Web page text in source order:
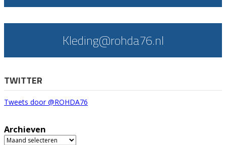
Kleding@rohda76.nl
TWITTER
Tweets door @ROHDA76
Archieven
Archieven